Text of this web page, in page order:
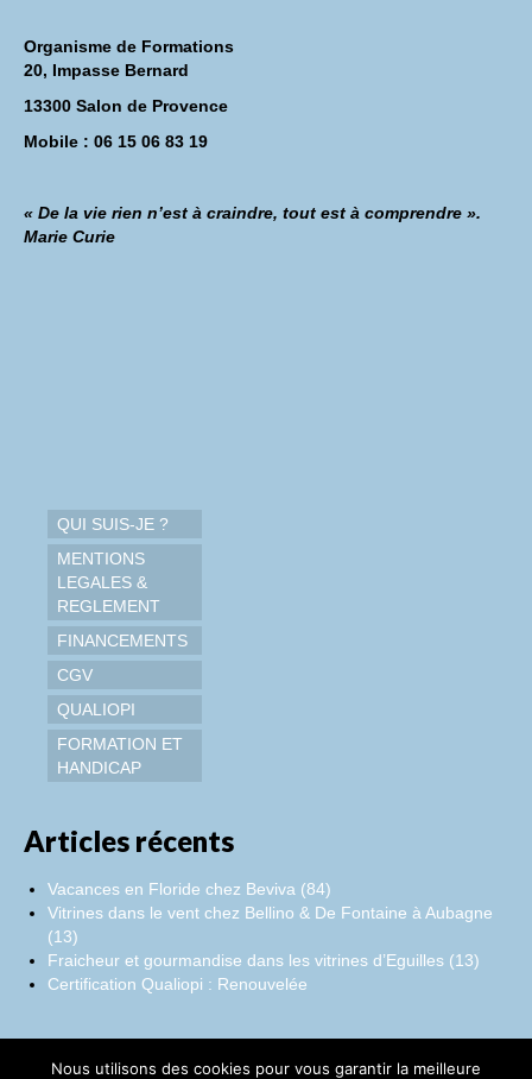
Organisme de Formations
20, Impasse Bernard
13300 Salon de Provence
Mobile : 06 15 06 83 19
« De la vie rien n’est à craindre, tout est à comprendre ».
Marie Curie
QUI SUIS-JE ?
MENTIONS
LEGALES &
REGLEMENT
FINANCEMENTS
CGV
QUALIOPI
FORMATION ET
HANDICAP
Articles récents
Vacances en Floride chez Beviva (84)
Vitrines dans le vent chez Bellino & De Fontaine à Aubagne
(13)
Fraicheur et gourmandise dans les vitrines d’Eguilles (13)
Certification Qualiopi : Renouvelée
Nous utilisons des cookies pour vous garantir la meilleure